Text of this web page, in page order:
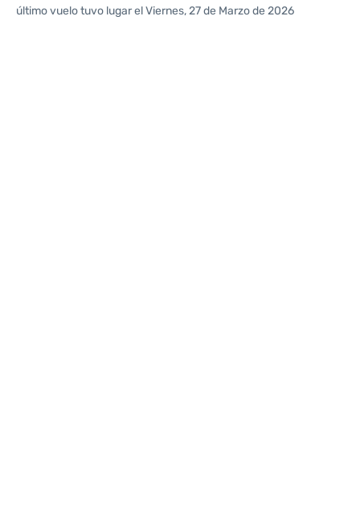
último vuelo tuvo lugar el Viernes, 27 de Marzo de 2026